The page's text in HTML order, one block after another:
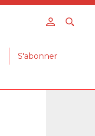
S'abonner